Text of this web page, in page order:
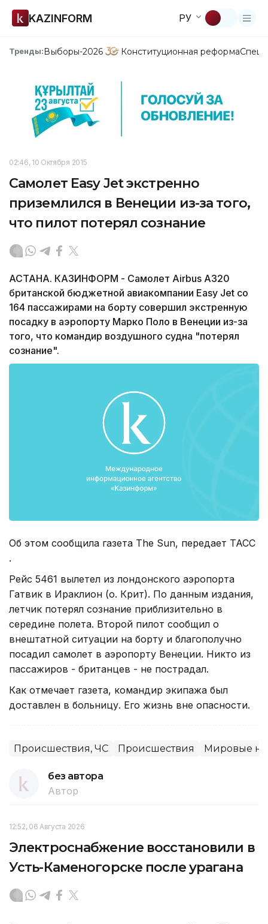
KAZINFORM РУ
Тренды:Выборы-2026 Конституционная реформа
02:46, 10 Октября 2015
Самолет Easy Jet экстренно
приземлился в Венеции из-за того,
что пилот потерял сознание
АСТАНА. КАЗИНФОРМ - Самолет Airbus A320
британской бюджетной авиакомпании Easy Jet со
164 пассажирами на борту совершил экстренную
посадку в аэропорту Марко Поло в Венеции из-за
того, что командир воздушного судна "потерял
сознание".
Об этом сообщила газета The Sun, передает ТАСС
.
Рейс 5461 вылетел из лондонского аэропорта
Гатвик в Ираклион (о. Крит). По данным издания,
летчик потерял сознание приблизительно в
середине полета. Второй пилот сообщил о
внештатной ситуации на борту и благополучно
посадил самолет в аэропорту Венеции. Никто из
пассажиров - британцев - не пострадал.
Как отмечает газета, командир экипажа был
доставлен в больницу. Его жизнь вне опасности.
Происшествия, ЧС Происшествия Мировые
без автора
Автор
12:52, 06 Августа 2026
Электроснабжение восстановили в
Усть-Каменогорске после урагана